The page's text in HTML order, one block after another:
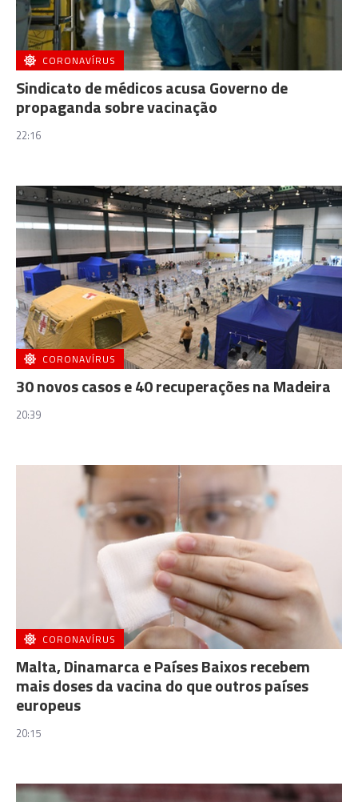
CORONAVÍRUS
Sindicato de médicos acusa Governo de
propaganda sobre vacinação
22:16
CORONAVÍRUS
30 novos casos e 40 recuperações na Madeira
20:39
CORONAVÍRUS
Malta, Dinamarca e Países Baixos recebem
mais doses da vacina do que outros países
europeus
20:15